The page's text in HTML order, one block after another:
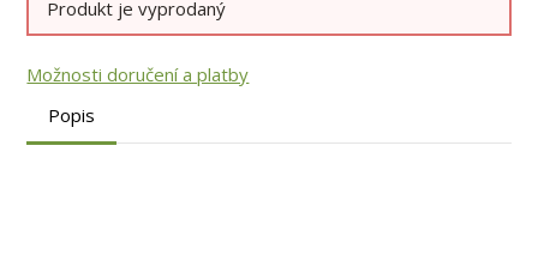
Produkt je vyprodaný
Možnosti doručení a platby
Popis